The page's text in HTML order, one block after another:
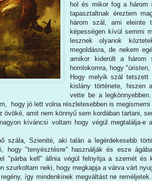
hol és mikor fog a három
tapasztaltnak éreztem
három szál, ami eleinte
képességen kívül semmi
lesznek olyanok
megoldásra, de nekem
amikor kiderült a
homlokomra, hogy
Hogy melyik szál tetszett
kislány története, hiszen
vette be a
hogy jó lett volna részletesebben is
amit nem könnyű sem kordában tartani,
kíváncsi voltam hogy végül megtalálja-
szála, Szienité, aki talán a legérdekesebb
hogy "tenyésztésre" használják és esze
"párba kell" állnia végül felnyitja a szemét és
szurkoltam neki, hogy megkapja a várva várt
így mindenkinek megváltást ne